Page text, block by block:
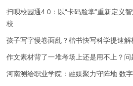
扫呗校园通4.0：以“卡码脸掌”重新定义
校
孩子写字慢卷面乱？楷书快写科学提速解
作文素材背了一堆考场上还是用不上？问
河南测绘职业学院：融媒聚力守阵地 数